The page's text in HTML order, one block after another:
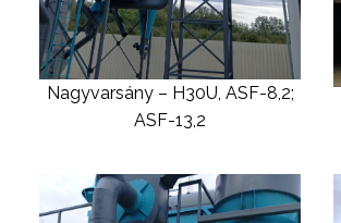
Nagyvarsány – H30U, ASF-8,2;
ASF-13,2